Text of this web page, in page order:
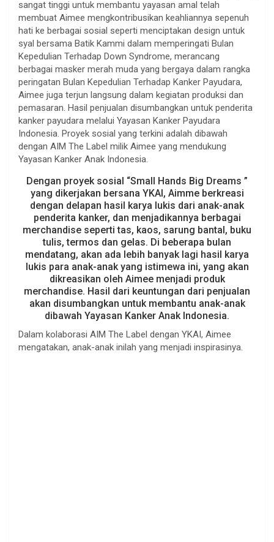
sangat tinggi untuk membantu yayasan amal telah
membuat Aimee mengkontribusikan keahliannya sepenuh
hati ke berbagai sosial seperti menciptakan design untuk
syal bersama Batik Kammi dalam memperingati Bulan
Kepedulian Terhadap Down Syndrome, merancang
berbagai masker merah muda yang bergaya dalam rangka
peringatan Bulan Kepedulian Terhadap Kanker Payudara,
Aimee juga terjun langsung dalam kegiatan produksi dan
pemasaran. Hasil penjualan disumbangkan untuk penderita
kanker payudara melalui Yayasan Kanker Payudara
Indonesia. Proyek sosial yang terkini adalah dibawah
dengan AIM The Label milik Aimee yang mendukung
Yayasan Kanker Anak Indonesia.
Dengan proyek sosial “Small Hands Big Dreams ”
yang dikerjakan bersana YKAI, Aimme berkreasi
dengan delapan hasil karya lukis dari anak-anak
penderita kanker, dan menjadikannya berbagai
merchandise seperti tas, kaos, sarung bantal, buku
tulis, termos dan gelas. Di beberapa bulan
mendatang, akan ada lebih banyak lagi hasil karya
lukis para anak-anak yang istimewa ini, yang akan
dikreasikan oleh Aimee menjadi produk
merchandise. Hasil dari keuntungan dari penjualan
akan disumbangkan untuk membantu anak-anak
dibawah Yayasan Kanker Anak Indonesia.
Dalam kolaborasi AIM The Label dengan YKAI, Aimee
mengatakan, anak-anak inilah yang menjadi inspirasinya.